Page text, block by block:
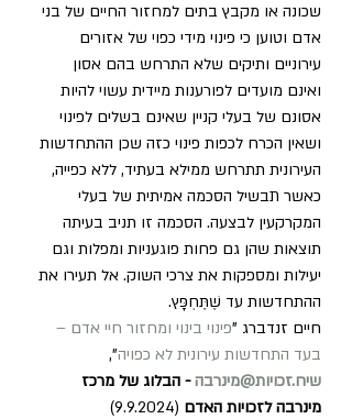
שכונה או מקבץ בתים למחזור החיים של בני
אדם וטוען כי פינוי מידי כפוי של אזורים
עירוניים ותיקים שלא התרחש בהם אסון
ואינם מועדים לפורענות מיידית עשוי להיות
אסונם של בעלי קניין שאינם בשלים לפינוי
ושאין הכרח לכפות פינוי כזה שכן ההתחדשות
העירונית תתרחש ממילא בעתיד, ללא כפייה,
כאשר תבשיל הסכמה אמיתית של בעלי
המקרקעין לבצעה. הסכמה זו תניב בעיתה
תוצאות שהן גם פחות פוגעניות ומפלות וגם
יעילות ומספקות את צרכי השוק. אל תעירו את
ההתחדשות עד שֶׁתֶּחְפָּץ.
חיים זנדברג "פינוי בינוי ומחזור חיי אדם –
בעד התחדשות עירונית לא כפויה",
שיח.זכויות@מינרבה - הבלוג של מרכז
מינרבה לזכויות האדם (9.9.2024)